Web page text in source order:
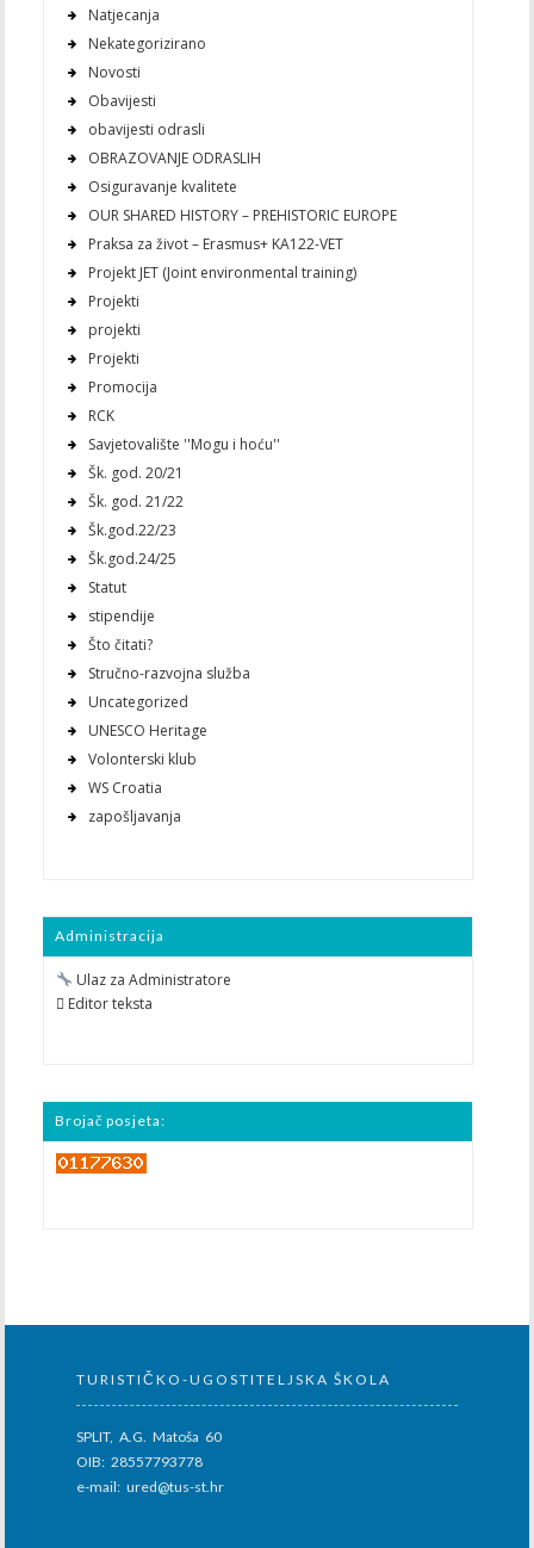
Natjecanja
Nekategorizirano
Novosti
Obavijesti
obavijesti odrasli
OBRAZOVANJE ODRASLIH
Osiguravanje kvalitete
OUR SHARED HISTORY – PREHISTORIC EUROPE
Praksa za život – Erasmus+ KA122-VET
Projekt JET (Joint environmental training)
Projekti
projekti
Projekti
Promocija
RCK
Savjetovalište ''Mogu i hoću''
Šk. god. 20/21
Šk. god. 21/22
Šk.god.22/23
Šk.god.24/25
Statut
stipendije
Što čitati?
Stručno-razvojna služba
Uncategorized
UNESCO Heritage
Volonterski klub
WS Croatia
zapošljavanja
Administracija
Ulaz za Administratore
 Editor teksta
Brojač posjeta:
TURISTIČKO-UGOSTITELJSKA ŠKOLA
SPLIT, A.G. Matoša 60
OIB: 28557793778
e-mail: ured@tus-st.hr